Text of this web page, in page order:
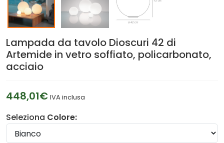
Lampada da tavolo Dioscuri 42 di
Artemide in vetro soffiato, policarbonato,
acciaio
448,01€ IVA inclusa
Seleziona Colore: